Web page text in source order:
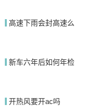
高速下雨会封高速么
新车六年后如何年检
开热风要开ac吗